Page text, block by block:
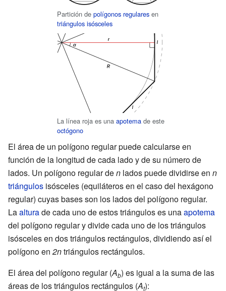
Partición de polígonos regulares en
triángulos isósceles
La línea roja es una apotema de este
octógono
El área de un polígono regular puede calcularse en
función de la longitud de cada lado y de su número de
lados. Un polígono regular den lados puede dividirse en n
triángulos isósceles (equiláteros en el caso del hexágono
regular) cuyas bases son los lados del polígono regular.
Laalturade cada uno de estos triángulos es unaapotema
del polígono regular y divide cada uno de los triángulos
isósceles en dos triángulos rectángulos, dividiendo así el
polígono en 2ntriángulos rectángulos.
El área del polígono regular (Ab) es igual a la suma de las
áreas de los triángulos rectángulos (At):